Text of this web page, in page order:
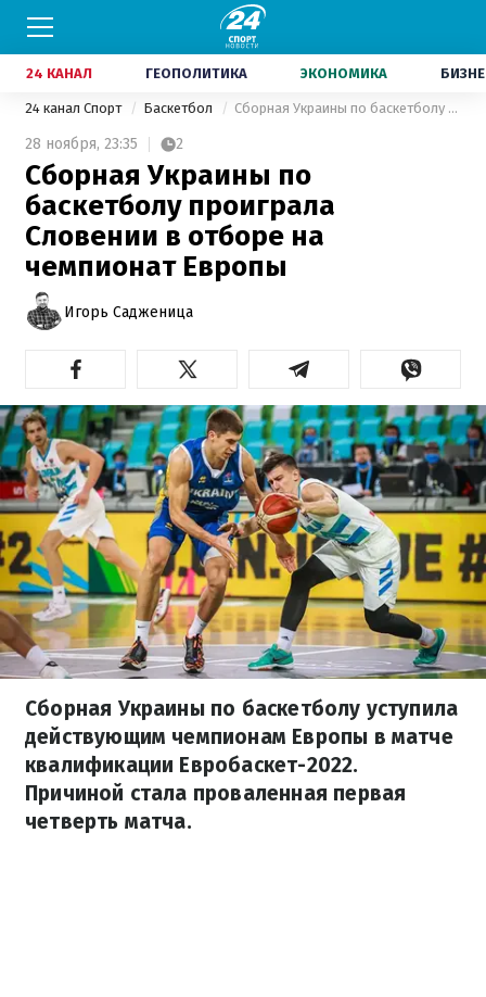
24 КАНАЛ ГЕОПОЛИТИКА ЭКОНОМИКА
24 канал Спорт Баскетбол Сборная Украины по баскетболу проиграла Словении в отборе на чемпионат Европы
28 ноября, 23:35 2
Сборная Украины по
баскетболу проиграла
Словении в отборе на
чемпионат Европы
Игорь Садженица
Сборная Украины по баскетболу уступила
действующим чемпионам Европы в матче
квалификации Евробаскет-2022.
Причиной стала проваленная первая
четверть матча.